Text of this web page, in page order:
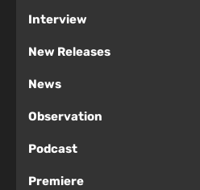
Interview
New Releases
News
Observation
Podcast
Premiere